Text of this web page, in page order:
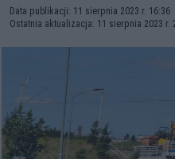
Data publikacji: 11 sierpnia 2023 r. 16:36
Ostatnia aktualizacja: 11 sierpnia 2023 r.